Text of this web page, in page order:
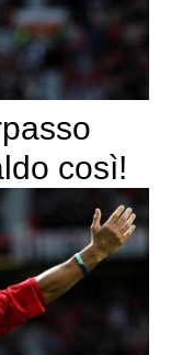
così!